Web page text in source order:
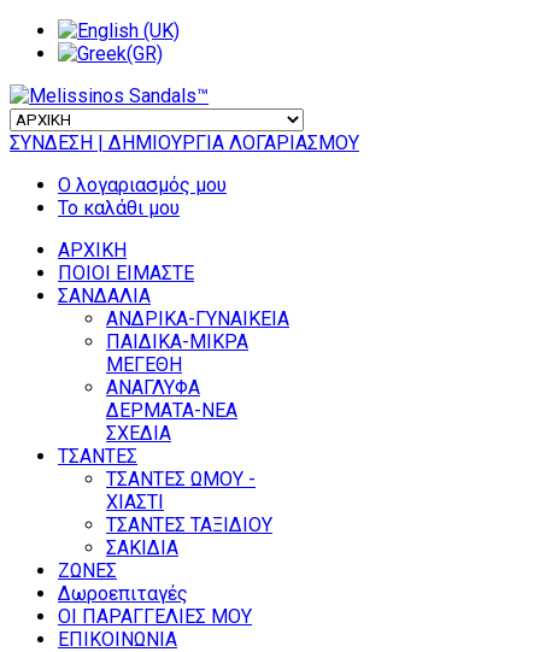
ΣΥΝΔΕΣΗ | ΔΗΜΙΟΥΡΓΙΑ ΛΟΓΑΡΙΑΣΜΟΥ
Ο λογαριασμός μου
Το καλάθι μου
ΑΡΧΙΚΗ
ΠΟΙΟΙ ΕΙΜΑΣΤΕ
ΣΑΝΔΑΛΙΑ
ΑΝΔΡΙΚΑ-ΓΥΝΑΙΚΕΙΑ
ΠΑΙΔΙΚΑ-ΜΙΚΡΑ
ΜΕΓΕΘΗ
ΑΝΑΓΛΥΦΑ
ΔΕΡΜΑΤΑ-ΝΕΑ
ΣΧΕΔΙΑ
ΤΣΑΝΤΕΣ
ΤΣΑΝΤΕΣ ΩΜΟΥ -
ΧΙΑΣΤΙ
ΤΣΑΝΤΕΣ ΤΑΞΙΔΙΟΥ
ΣΑΚΙΔΙΑ
ΖΩΝΕΣ
Δωροεπιταγές
ΟΙ ΠΑΡΑΓΓΕΛΙΕΣ ΜΟΥ
ΕΠΙΚΟΙΝΩΝΙΑ